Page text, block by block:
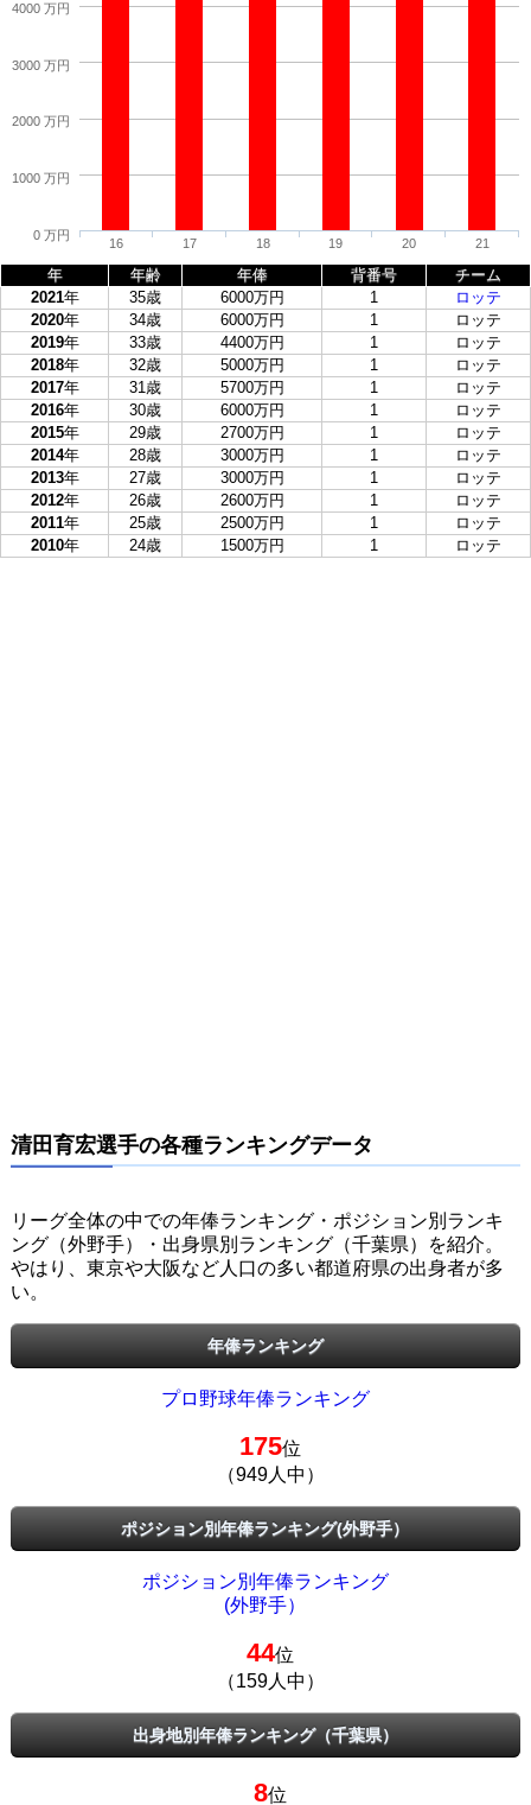
16 17 18 19 20 21
0 万円
1000 万円
2000 万円
3000 万円
4000 万円
年 年齢 年俸 背番号
チーム
2021年 35歳 6000万円 1
ロッテ
2020年 34歳 6000万円 1
ロッテ
2019年 33歳 4400万円 1
ロッテ
2018年 32歳 5000万円 1
ロッテ
2017年 31歳 5700万円 1
ロッテ
2016年 30歳 6000万円 1
ロッテ
2015年 29歳 2700万円 1
ロッテ
2014年 28歳 3000万円 1
ロッテ
2013年 27歳 3000万円 1
ロッテ
2012年 26歳 2600万円 1
ロッテ
2011年 25歳 2500万円 1
ロッテ
2010年 24歳 1500万円 1 ロッテ
清田育宏選手の各種ランキングデータ
リーグ全体の中での年俸ランキング・ポジション別ランキ
ング（外野手）・出身県別ランキング（千葉県）を紹介。
やはり、東京や大阪など人口の多い都道府県の出身者が多
い。
年俸ランキング
プロ野球年俸ランキング
175位
（949人中）
ポジション別年俸ランキング(外野手）
ポジション別年俸ランキング
(外野手）
44位
（159人中）
出身地別年俸ランキング（千葉県）
8位